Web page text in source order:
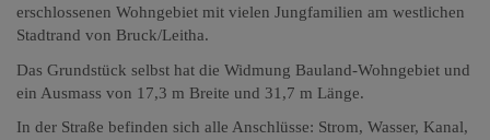
erschlossenen Wohngebiet mit vielen Jungfamilien am westlichen
Stadtrand von Bruck/Leitha.
Das Grundstück selbst hat die Widmung Bauland-Wohngebiet und
ein Ausmass von 17,3 m Breite und 31,7 m Länge.
In der Straße befinden sich alle Anschlüsse: Strom, Wasser, Kanal,